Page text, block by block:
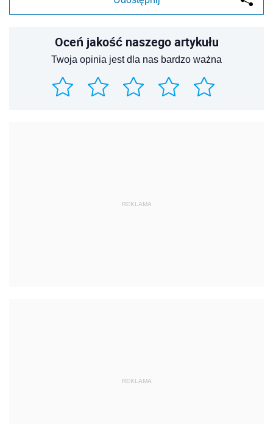
Oceń jakość naszego artykułu
Twoja opinia jest dla nas bardzo ważna
REKLAMA
REKLAMA